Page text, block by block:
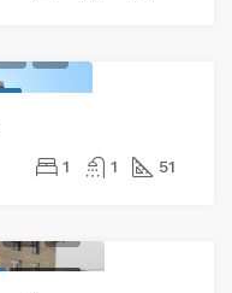
1 1 51